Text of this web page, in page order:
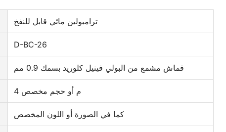
ترامبولين مائي قابل للنفخ
D-BC-26
قماش مشمع من البولي فينيل كلوريد بسمك 0.9 مم
4 م أو حجم مخصص
كما في الصورة أو اللون المخصص